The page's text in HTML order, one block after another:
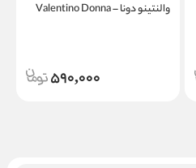
والنتینو دونا – Valentino Donna
590,000